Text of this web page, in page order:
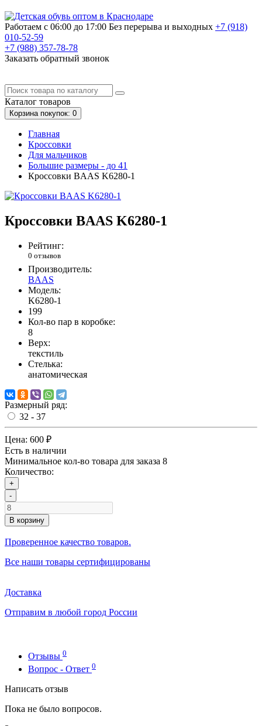
Работаем с 06:00 до 17:00 Без перерыва и выходных +7 (918)
010-52-59
+7 (988) 357-78-78
Заказать обратный звонок
Каталог товаров
Корзинапокупок: 0
Главная
Кроссовки
Для мальчиков
Большие размеры - до 41
Кроссовки BAAS K6280-1
Кроссовки BAAS K6280-1
Рейтинг:
0 отзывов
Производитель:
BAAS
Модель:
K6280-1
199
Кол-во пар в коробке:
8
Верх:
текстиль
Стелька:
анатомическая
Размерный ряд:
32 - 37
Цена: 600 ₽
Есть в наличии
Минимальное кол-во товара для заказа 8
Количество:
+
-
В корзину
Проверенное качество товаров.
Все наши товары сертифицированы
Доставка
Отправим в любой город России
Отзывы 0
Вопрос - Ответ 0
Написать отзыв
Пока не было вопросов.